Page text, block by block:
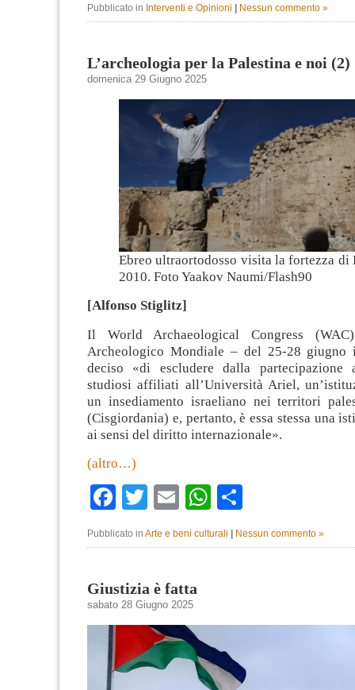
Pubblicato in Interventi e Opinioni Nessun commento »
L’archeologia per la Palestina e noi (2)
domenica 29 Giugno 2025
Ebreo ultraortodosso visita la fortezza di
2010. Foto Yaakov Naumi/Flash90
[Alfonso Stiglitz]
Il World Archaeological Congress
Archeologico Mondiale – del 25-28 giugno
deciso «di escludere dalla
studiosi affiliati all’Università Ariel,
un insediamento israeliano nei territori
(Cisgiordania) e, pertanto, è essa stessa una
ai sensi del diritto internazionale».
(altro…)
Facebook
TwitterEmailWhatsApp
Pubblicato in Arte e beni culturali Nessun commento »
Giustizia è fatta
sabato 28 Giugno 2025